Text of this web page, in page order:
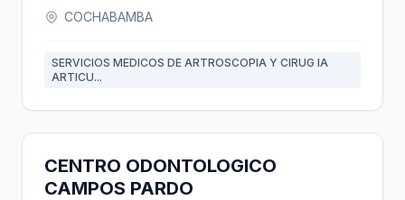
COCHABAMBA
SERVICIOS MEDICOS DE ARTROSCOPIA Y CIRUG IA
ARTICU...
CENTRO ODONTOLOGICO
CAMPOS PARDO